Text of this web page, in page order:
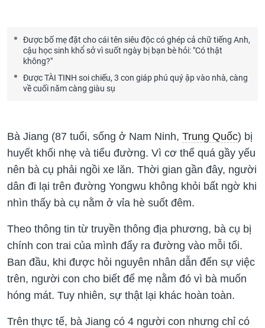
Được bố mẹ đặt cho cái tên siêu độc có ghép cả chữ tiếng Anh,
cậu học sinh khổ sở vì suốt ngày bị bạn bè hỏi: "Có thật
không?"
Được TÀI TINH soi chiếu, 3 con giáp phú quý ập vào nhà, càng
về cuối năm càng giàu sụ
Bà Jiang (87 tuổi, sống ở Nam Ninh, Trung Quốc) bị
huyết khối nhẹ và tiểu đường. Vì cơ thể quá gầy yếu
nên bà cụ phải ngồi xe lăn. Thời gian gần đây, người
dân đi lại trên đường Yongwu không khỏi bất ngờ khi
nhìn thấy bà cụ nằm ở vỉa hè suốt đêm.
Theo thông tin từ truyền thông địa phương, bà cụ bị
chính con trai của mình đẩy ra đường vào mỗi tối.
Ban đầu, khi được hỏi nguyên nhân dẫn đến sự việc
trên, người con cho biết để mẹ nằm đó vì bà muốn
hóng mát. Tuy nhiên, sự thật lại khác hoàn toàn.
Trên thực tế, bà Jiang có 4 người con nhưng chỉ có